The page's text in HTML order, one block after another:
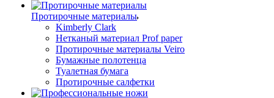
Протирочные материалы
Kimberly Clark
Нетканый материал Prof paper
Протирочные материалы Veiro
Бумажные полотенца
Туалетная бумага
Протирочные салфетки